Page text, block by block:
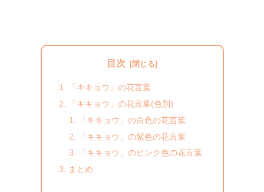
目次
「キキョウ」の花言葉
「キキョウ」の花言葉(色別)
「キキョウ」の白色の花言葉
「キキョウ」の紫色の花言葉
「キキョウ」のピンク色の花言葉
まとめ